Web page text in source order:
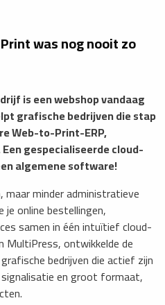
was nog nooit zo
is een webshop vandaag
grafische bedrijven die stap
Web-to-Print-ERP,
gespecialiseerde cloud-
algemene software!
maar minder administratieve
online bestellingen,
samen in één intuïtief cloud-
MultiPress, ontwikkelde de
bedrijven die actief zijn
en groot formaat,